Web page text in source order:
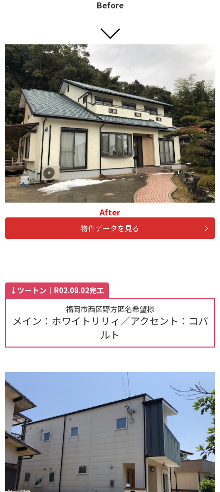
Before
After
物件データを見る
↓ツートン｜R02.08.02完工
福岡市西区野方匿名希望様
メイン：ホワイトリリィ／アクセント：コバ
ルト